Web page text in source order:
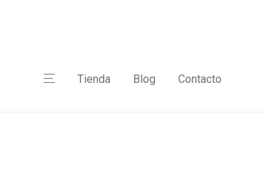
Tienda Blog Contacto